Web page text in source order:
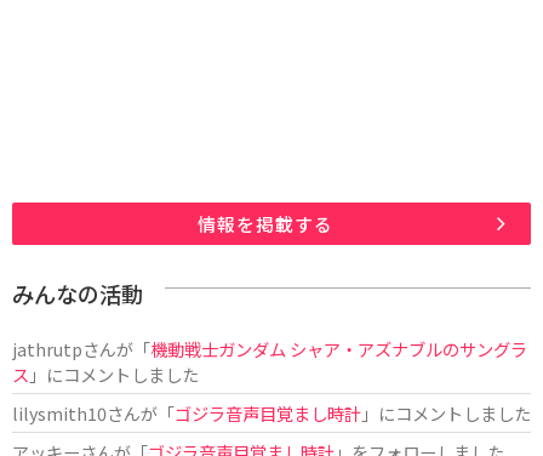
情報を掲載する
みんなの活動
jathrutpさんが「機動戦士ガンダム シャア・アズナブルのサングラ
ス 」にコメントしました
lilysmith10さんが「ゴジラ音声目覚まし時計」にコメントしました